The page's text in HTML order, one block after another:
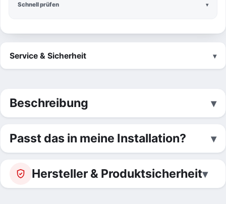
Schnell prüfen
Service & Sicherheit
Beschreibung
Passt das in meine Installation?
Hersteller & Produktsicherheit